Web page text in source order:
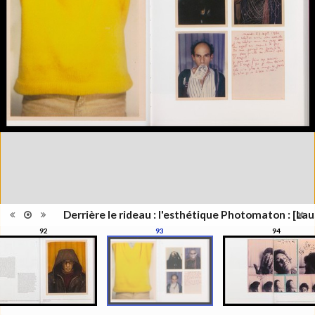
Derrière le rideau : l'esthétique Photomaton :
92 93 94
Lieu
Lausanne; Lausanne
d'édition
Catégorie
Type de
reliure
Information
images
Couleur,Noir & Blanc
Nombre de
311 pages